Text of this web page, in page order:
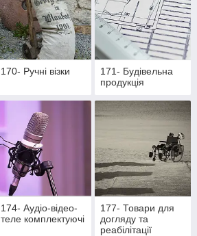
170- Ручні візки
171- Будівельна
продукція
174- Аудіо-відео-
теле комплектуючі
177- Товари для
догляду та
реабілітації